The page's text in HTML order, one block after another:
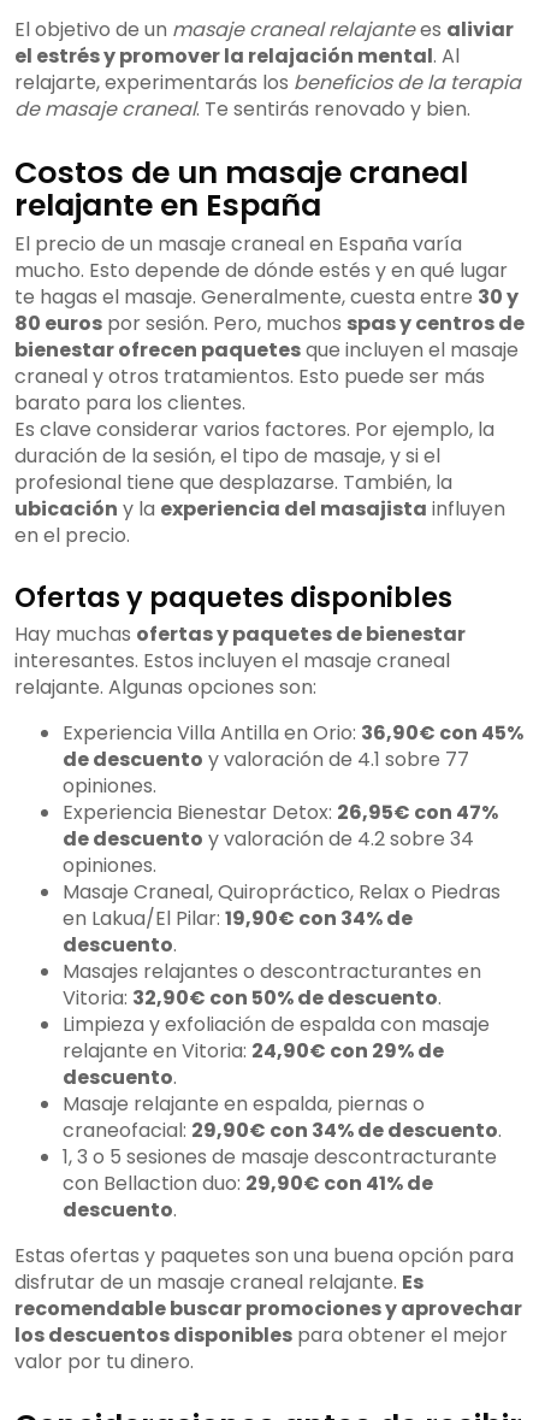
El objetivo de un masaje craneal relajantees aliviar
el estrés y promover la relajación mental. Al
relajarte, experimentarás los beneficios de la terapia
de masaje craneal. Te sentirás renovado y bien.
Costos de un masaje craneal
relajante en España
El precio de un masaje craneal en España varía
mucho. Esto depende de dónde estés y en qué lugar
te hagas el masaje. Generalmente, cuesta entre 30 y
80 euros por sesión. Pero, muchos spas y centros de
bienestar ofrecen paquetesque incluyen el masaje
craneal y otros tratamientos. Esto puede ser más
barato para los clientes.
Es clave considerar varios factores. Por ejemplo, la
duración de la sesión, el tipo de masaje, y si el
profesional tiene que desplazarse. También, la
ubicación y la experiencia del masajista influyen
en el precio.
Ofertas y paquetes disponibles
Hay muchas ofertas y paquetes de bienestar
interesantes. Estos incluyen el masaje craneal
relajante. Algunas opciones son:
Experiencia Villa Antilla en Orio: 36,90€ con 45%
de descuento y valoración de 4.1 sobre 77
opiniones.
Experiencia Bienestar Detox: 26,95€ con 47%
de descuento y valoración de 4.2 sobre 34
opiniones.
Masaje Craneal, Quiropráctico, Relax o Piedras
en Lakua/El Pilar: 19,90€ con 34% de
descuento.
Masajes relajantes o descontracturantes en
Vitoria: 32,90€ con 50% de descuento.
Limpieza y exfoliación de espalda con masaje
relajante en Vitoria: 24,90€ con 29% de
descuento.
Masaje relajante en espalda, piernas o
craneofacial: 29,90€ con 34% de descuento.
1, 3 o 5 sesiones de masaje descontracturante
con Bellaction duo: 29,90€ con 41% de
descuento.
Estas ofertas y paquetes son una buena opción para
disfrutar de un masaje craneal relajante. Es
recomendable buscar promociones y aprovechar
los descuentos disponibles para obtener el mejor
valor por tu dinero.